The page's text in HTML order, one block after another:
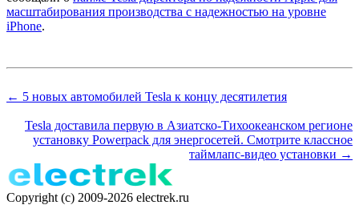
масштабирования производства с надежностью на уровне
iPhone.
← 5 новых автомобилей Tesla к концу десятилетия
Tesla доставила первую в Азиатско-Тихоокеанском регионе
установку Powerpack для энергосетей. Смотрите классное
таймлапс-видео установки →
Copyright (c) 2009-2026 electrek.ru